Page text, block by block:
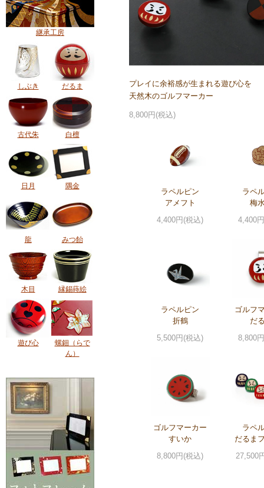
継承工房
しぶき だるま
古代朱 白檀
日月 隅金
龍 みつ飴
木目 縁錫蒔絵
遊び心
螺鈿（らで
ん）
プレイに余裕感が生まれる遊び心を
天然木のゴルフマーカー
8,800円(税込)
ラペルピン
アメフト
4,400円(税込)
ラペ
梅
4,400
ラペルピン
折鶴
5,500円(税込)
ゴルフ
だ
8,800
ゴルフマーカー
すいか
8,800円(税込)
ラペ
だるま
27,500